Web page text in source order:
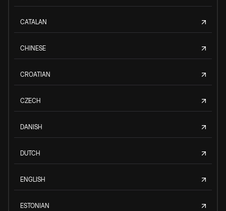
CATALAN
CHINESE
CROATIAN
CZECH
DANISH
DUTCH
ENGLISH
ESTONIAN